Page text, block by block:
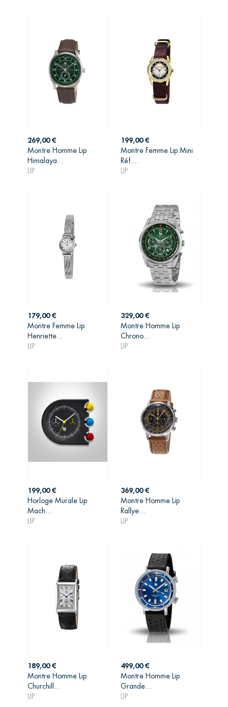
Prix
269,00 €
Montre Homme Lip
Himalaya...
LIP
AJOUTER AU
PANIER
Prix
199,00 €
Montre Femme Lip Mini
Réf....
LIP
AJOUTER AU
Prix
179,00 €
Montre Femme Lip
Henriette...
LIP
AJOUTER AU
PANIER
Prix
329,00 €
Montre Homme Lip
Chrono...
LIP
AJOUTER AU
Prix
199,00 €
Horloge Murale Lip
Mach...
LIP
AJOUTER AU
Prix
369,00 €
Montre Homme Lip
Rallye...
LIP
AJOUTER AU
Prix
189,00 €
Montre Homme Lip
Churchill...
LIP
AJOUTER AU
PANIER
Prix
499,00 €
Montre Homme Lip
Grande...
LIP
AJOUTER AU
PANIER